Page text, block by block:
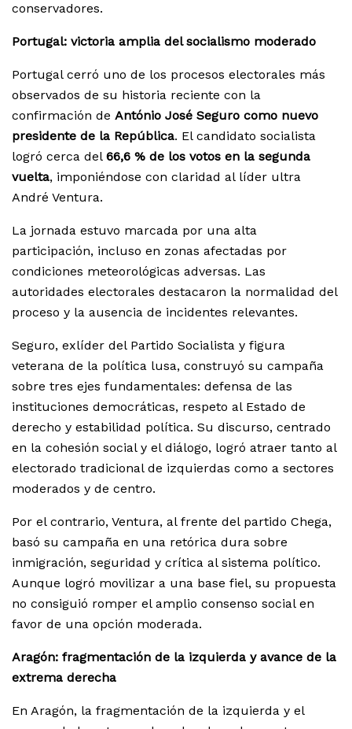
conservadores.
Portugal: victoria amplia del socialismo moderado
Portugal cerró uno de los procesos electorales más
observados de su historia reciente con la
confirmación de António José Seguro como nuevo
presidente de la República. El candidato socialista
logró cerca del 66,6 % de los votos en la segunda
vuelta, imponiéndose con claridad al líder ultra
André Ventura.
La jornada estuvo marcada por una alta
participación, incluso en zonas afectadas por
condiciones meteorológicas adversas. Las
autoridades electorales destacaron la normalidad del
proceso y la ausencia de incidentes relevantes.
Seguro, exlíder del Partido Socialista y figura
veterana de la política lusa, construyó su campaña
sobre tres ejes fundamentales: defensa de las
instituciones democráticas, respeto al Estado de
derecho y estabilidad política. Su discurso, centrado
en la cohesión social y el diálogo, logró atraer tanto al
electorado tradicional de izquierdas como a sectores
moderados y de centro.
Por el contrario, Ventura, al frente del partido Chega,
basó su campaña en una retórica dura sobre
inmigración, seguridad y crítica al sistema político.
Aunque logró movilizar a una base fiel, su propuesta
no consiguió romper el amplio consenso social en
favor de una opción moderada.
Aragón: fragmentación de la izquierda y avance de la
extrema derecha
En Aragón, la fragmentación de la izquierda y el